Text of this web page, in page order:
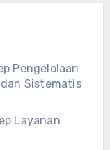
Pengelolaan
Sistematis
Layanan